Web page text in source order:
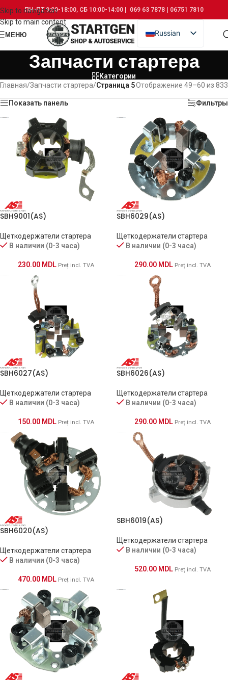
Skip to navigation
Skip to main content
ПН-ПТ 9:00-18:00, СБ 10:00-14:00 | 069 63 7878 | 06751 7810
МЕНЮ
Russian
Romanian
Запчасти стартера
Категории
Главная/Запчасти стартера/Страница 5Отображение 49–60 из 833
Показать панель Фильтры
SBH9001(AS)
Щеткодержатели стартера
В наличии (0-3 часа)
230.00 MDL Preț incl. TVA
SBH6029(AS)
Щеткодержатели стартера
В наличии (0-3 часа)
290.00 MDL Preț incl. TVA
SBH6027(AS)
Щеткодержатели стартера
В наличии (0-3 часа)
150.00 MDL Preț incl. TVA
SBH6026(AS)
Щеткодержатели стартера
В наличии (0-3 часа)
290.00 MDL Preț incl. TVA
SBH6020(AS)
Щеткодержатели стартера
В наличии (0-3 часа)
470.00 MDL Preț incl. TVA
SBH6019(AS)
Щеткодержатели стартера
В наличии (0-3 часа)
520.00 MDL Preț incl. TVA